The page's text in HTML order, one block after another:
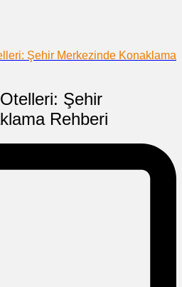
Şehir Merkezinde Konaklama
Şehir
Rehberi